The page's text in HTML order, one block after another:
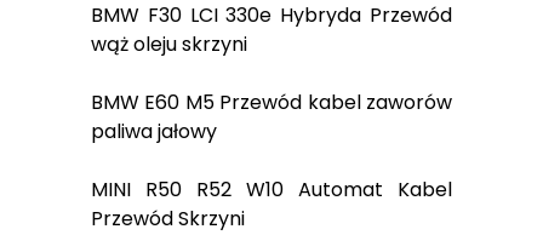
BMW F30 LCI 330e Hybryda Przewód
wąż oleju skrzyni
BMW E60 M5 Przewód kabel zaworów
paliwa jałowy
MINI R50 R52 W10 Automat Kabel
Przewód Skrzyni